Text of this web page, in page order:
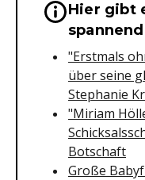
Wichtige
Hier gibt
"Erstmals
über seine
Stephanie
"Miriam
Botschaft
Große